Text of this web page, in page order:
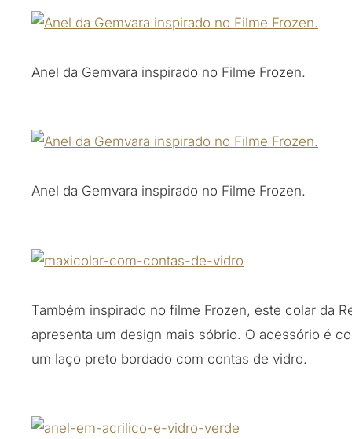
Anel da Gemvara inspirado no Filme Frozen.
Anel da Gemvara inspirado no Filme Frozen.
Também inspirado no filme Frozen, este colar da
apresenta um design mais sóbrio. O acessório é
um laço preto bordado com contas de vidro.